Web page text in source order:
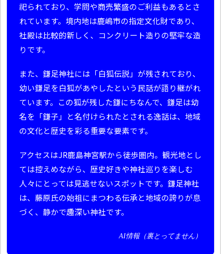
祀られており、学問や商売繁盛のご利益もあるとさ
れています。境内地は鹿嶋市の指定文化財であり、
社殿は比較的新しく、コンクリート造りの堅牢な造
りです。
また、鎌足神社には「白狐伝説」が残されており、
幼い鎌足を白狐があやしたという民話が語り継がれ
ています。この狐が残した鎌にちなんで、鎌足は幼
名を「鎌子」と名付けられたとされる逸話は、地域
の文化と歴史を彩る重要な要素です。
アクセスはJR鹿島神宮駅から徒歩圏内。観光地とし
ては控えめながら、歴史好きや神社巡りを楽しむ
人々にとっては見逃せないスポットです。鎌足神社
は、藤原氏の始祖にまつわる伝承と地域の誇りが息
づく、静かで趣深い神社です。
AI情報（裏とってません）